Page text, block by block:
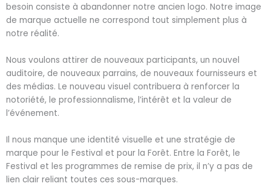
besoin consiste à abandonner notre ancien logo. Notre image
de marque actuelle ne correspond tout simplement plus à
notre réalité.
Nous voulons attirer de nouveaux participants, un nouvel
auditoire, de nouveaux parrains, de nouveaux fournisseurs et
des médias. Le nouveau visuel contribuera à renforcer la
notoriété, le professionnalisme, l’intérêt et la valeur de
l’événement.
Il nous manque une identité visuelle et une stratégie de
marque pour le Festival et pour la Forêt. Entre la Forêt, le
Festival et les programmes de remise de prix, il n’y a pas de
lien clair reliant toutes ces sous-marques.